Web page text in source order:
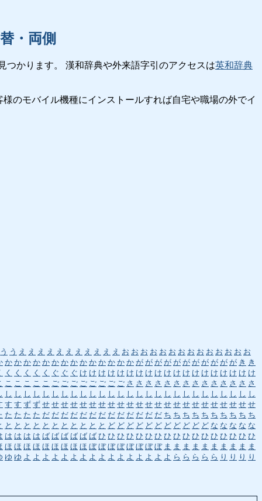
・両側
つかります。 漢和辞典や外来語字引のアクセスは英和辞典
様のモバイル機種にインストールすれば自宅や職場の外でイ
う う え え え え え え え え え え え お お お お お お お お お お お お お お
か か か か か か か か か か か か か か が が が が が が が が が が が き き
く く く く く ぐ ぐ ぐ け け け け け け け け け け け け け け け け け け け
こ こ こ こ こ ご ご ご ご ご ご ご ご さ さ さ さ さ さ さ さ さ さ さ さ さ さ
し し し し し し し し し し し し し し し し し し し し し し し し し し し
す す ず ず せ せ せ せ せ せ せ せ せ せ せ せ せ せ せ せ せ せ せ せ せ せ せ
た た た た だ だ だ だ だ だ だ だ だ だ だ だ だ ち ち ち ち ち ち ち ち ち ち
と と と と と と と と と と と ど ど ど ど ど ど ど ど ど ど ど な な な な な
は は は は ば ば ば ば ば ば ひ ひ ひ ひ ひ ひ ひ ひ ひ ひ ひ ひ ひ ひ ひ ひ ひ
ほ ほ ほ ほ ほ ほ ほ ほ ほ ぼ ぼ ぼ ぼ ぼ ぼ ぼ ぼ ま ま ま ま ま ま ま ま ま ま
ゆ ゆ よ よ よ よ よ よ よ よ よ よ よ よ よ よ よ よ ら ら ら ら ら り り り り